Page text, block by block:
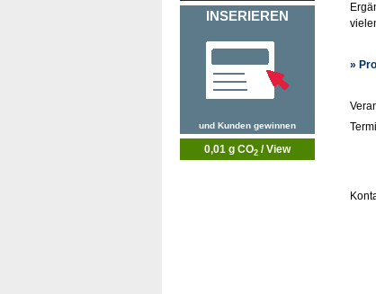
»
INSERIEREN
und Kunden gewinnen
0,01 g CO2 / View